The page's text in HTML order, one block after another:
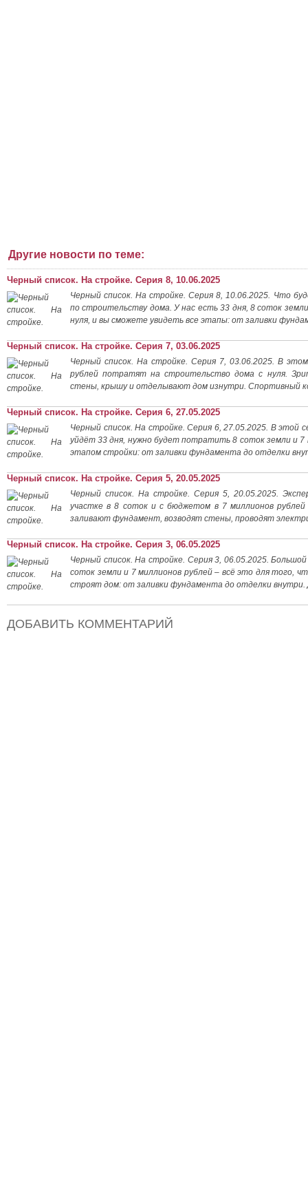
Другие новости по теме:
Черный список. На стройке. Серия 8, 10.06.2025
Черный список. На стройке. Серия 8, 10.06.2025. Что
по строительству дома. У нас есть 33 дня, 8 соток
нуля, и вы сможете увидеть все этапы: от заливки
Черный список. На стройке. Серия 7, 03.06.2025
Черный список. На стройке. Серия 7, 03.06.2025. В
рублей потратят на строительство дома с нуля.
стены, крышу и отделывают дом изнутри. Спортивный
Черный список. На стройке. Серия 6, 27.05.2025
Черный список. На стройке. Серия 6, 27.05.2025. В этой
уйдёт 33 дня, нужно будет потратить 8 соток земли и
этапом стройки: от заливки фундамента до отделки
Черный список. На стройке. Серия 5, 20.05.2025
Черный список. На стройке. Серия 5, 20.05.2025.
участке в 8 соток и с бюджетом в 7 миллионов
заливают фундамент, возводят стены, проводят
Черный список. На стройке. Серия 3, 06.05.2025
Черный список. На стройке. Серия 3, 06.05.2025.
соток земли и 7 миллионов рублей – всё это для того,
строят дом: от заливки фундамента до отделки внутри.
ДОБАВИТЬ КОММЕНТАРИЙ